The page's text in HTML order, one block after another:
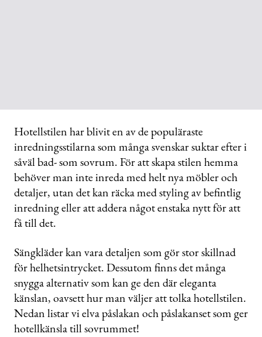
Hotellstilen har blivit en av de populäraste
inredningsstilarna som många svenskar suktar efter i
såväl bad- som sovrum. För att skapa stilen hemma
behöver man inte inreda med helt nya möbler och
detaljer, utan det kan räcka med styling av befintlig
inredning eller att addera något enstaka nytt för att
få till det.
Sängkläder kan vara detaljen som gör stor skillnad
för helhetsintrycket. Dessutom finns det många
snygga alternativ som kan ge den där eleganta
känslan, oavsett hur man väljer att tolka hotellstilen.
Nedan listar vi elva påslakan och påslakanset som ger
hotellkänsla till sovrummet!